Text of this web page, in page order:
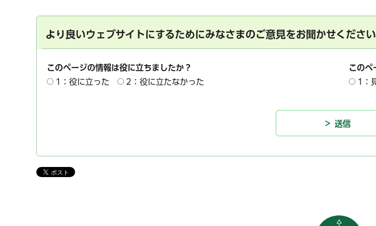
より良いウェブサイトにするためにみなさまのご意見をお聞かせください
このページの情報は役に立ちましたか？
1：役に立った
2：役に立たなかった
このペ
1：